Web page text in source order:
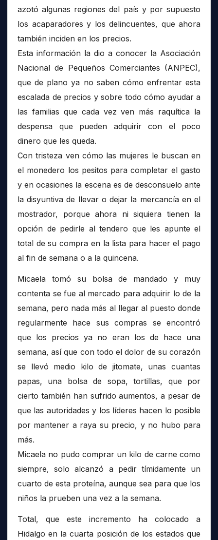
azotó algunas regiones del país y por supuesto
los acaparadores y los delincuentes, que ahora
también inciden en los precios.
Esta información la dio a conocer la Asociación
Nacional de Pequeños Comerciantes (ANPEC),
que de plano ya no saben cómo enfrentar esta
escalada de precios y sobre todo cómo ayudar a
las familias que cada vez ven más raquítica la
despensa que pueden adquirir con el poco
dinero que les queda.
Con tristeza ven cómo las mujeres le buscan en
el monedero los pesitos para completar el gasto
y en ocasiones la escena es de desconsuelo ante
la disyuntiva de llevar o dejar la mercancía en el
mostrador, porque ahora ni siquiera tienen la
opción de pedirle al tendero que les apunte el
total de su compra en la lista para hacer el pago
al fin de semana o a la quincena.
Micaela tomó su bolsa de mandado y muy
contenta se fue al mercado para adquirir lo de la
semana, pero nada más al llegar al puesto donde
regularmente hace sus compras se encontró
que los precios ya no eran los de hace una
semana, así que con todo el dolor de su corazón
se llevó medio kilo de jitomate, unas cuantas
papas, una bolsa de sopa, tortillas, que por
cierto también han sufrido aumentos, a pesar de
que las autoridades y los líderes hacen lo posible
por mantener a raya su precio, y no hubo para
más.
Micaela no pudo comprar un kilo de carne como
siempre, solo alcanzó a pedir tímidamente un
cuarto de esta proteína, aunque sea para que los
niños la prueben una vez a la semana.
Total, que este incremento ha colocado a
Hidalgo en la cuarta posición de los estados que